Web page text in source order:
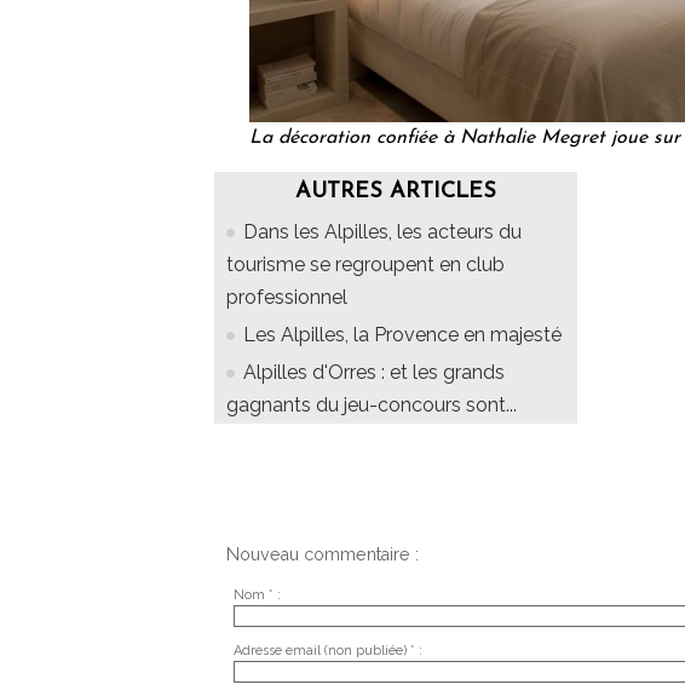
La décoration confiée à Nathalie Megret joue
AUTRES ARTICLES
Dans les Alpilles, les acteurs du
tourisme se regroupent en club
professionnel
Les Alpilles, la Provence en majesté
Alpilles d'Orres : et les grands
gagnants du jeu-concours sont...
Nouveau commentaire :
Nom * :
Adresse email (non publiée) * :